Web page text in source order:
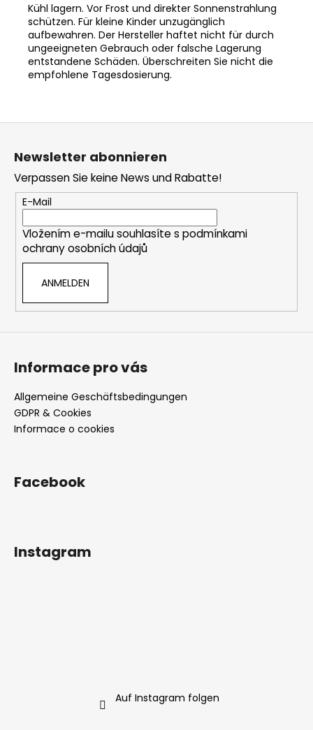
Kühl lagern. Vor Frost und direkter Sonnenstrahlung
schützen. Für kleine Kinder unzugänglich
aufbewahren. Der Hersteller haftet nicht für durch
ungeeigneten Gebrauch oder falsche Lagerung
entstandene Schäden. Überschreiten Sie nicht die
empfohlene Tagesdosierung.
F
Newsletter abonnieren
Verpassen Sie keine News und Rabatte!
E-Mail
Vložením e-mailu souhlasíte s podmínkami
ochrany osobních údajů
ANMELDEN
Informace pro vás
Allgemeine Geschäftsbedingungen
GDPR & Cookies
Informace o cookies
Facebook
Instagram
Auf Instagram folgen